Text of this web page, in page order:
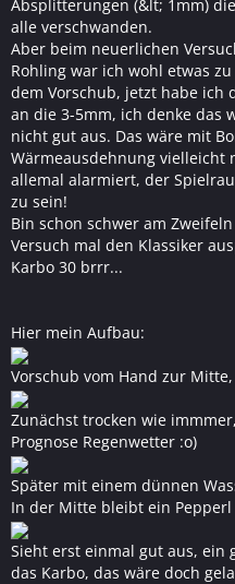
Absplitterungen (&lt; 1mm)
alle verschwanden.
Aber beim neuerlichen
Rohling war ich wohl etwas
dem Vorschub, jetzt habe ich
an die 3-5mm, ich denke das
nicht gut aus. Das wäre mit
Wärmeausdehnung
allemal alarmiert, der
zu sein!
Bin schon schwer am
Versuch mal den Klassiker
Karbo 30 brrr...
Hier mein Aufbau:
Vorschub vom Hand zur
Zunächst trocken wie
Prognose Regenwetter :o)
Später mit einem dünnen
In der Mitte bleibt ein
Sieht erst einmal gut aus,
das Karbo, das wäre doch